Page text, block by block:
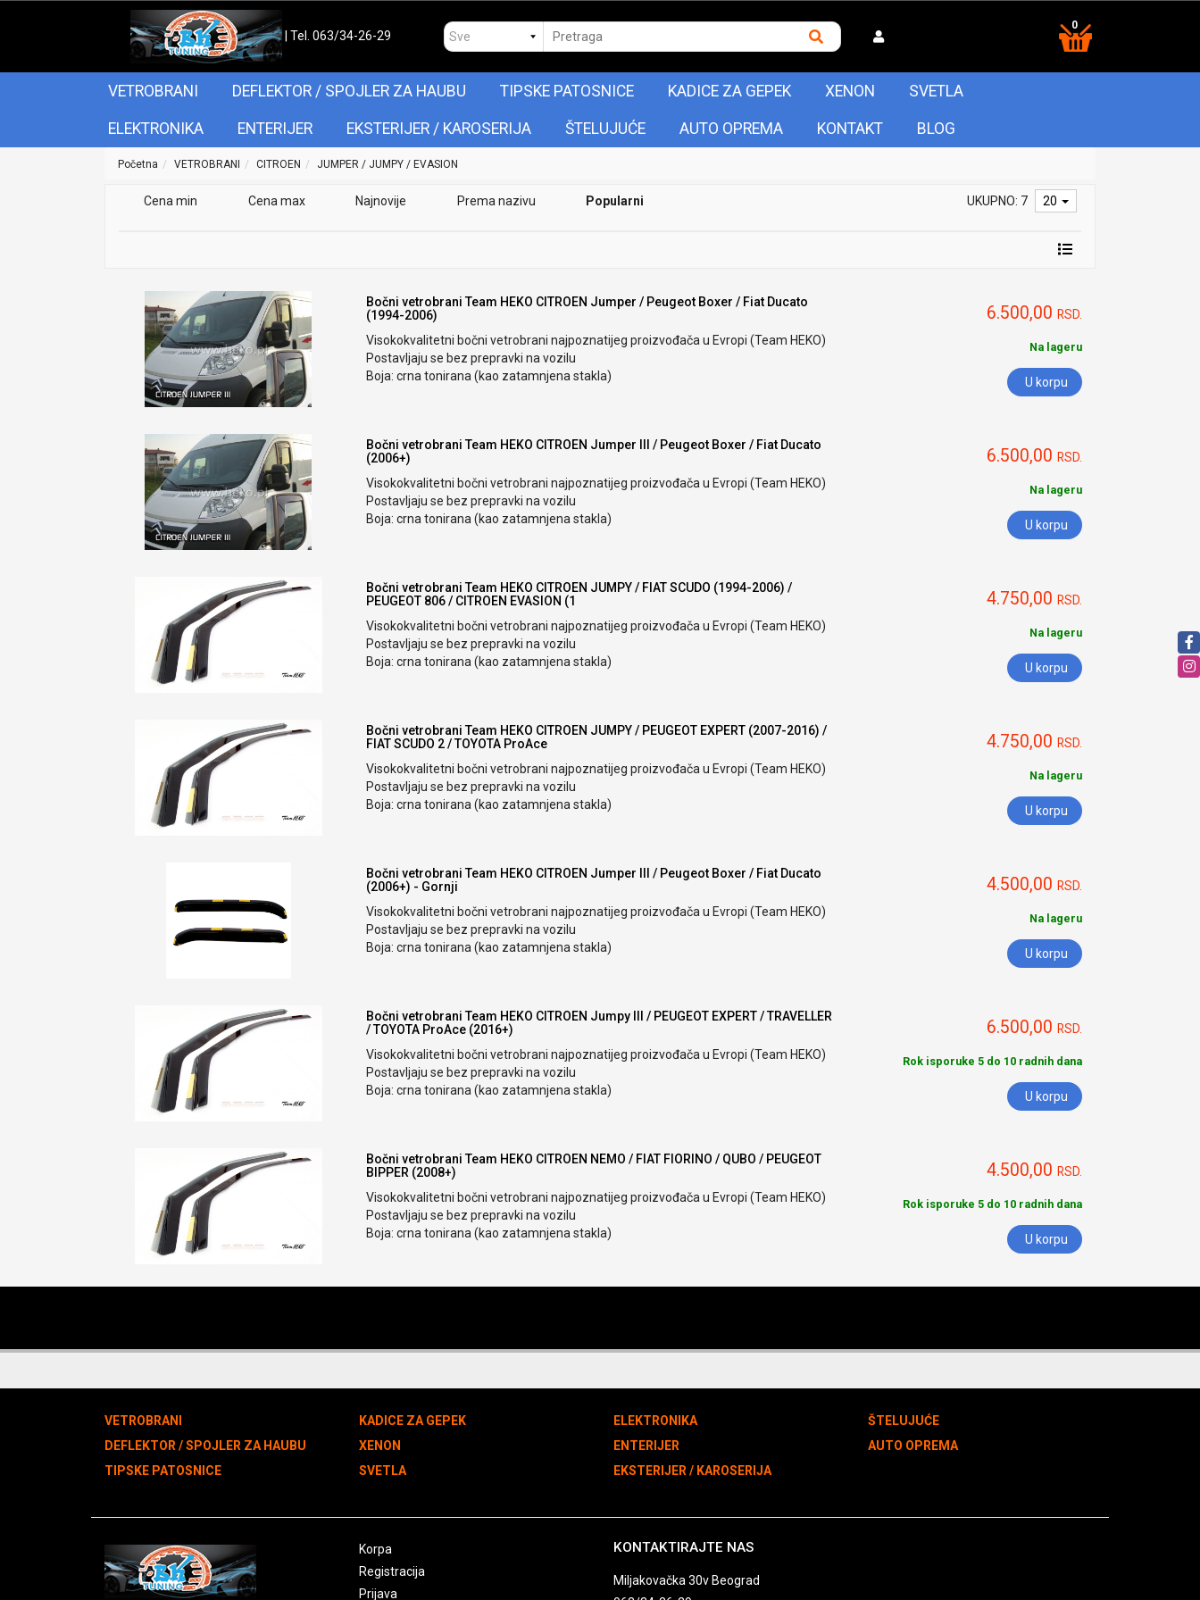
| Tel. 063/34-26-29
0
VETROBRANI DEFLEKTOR / SPOJLER ZA HAUBU TIPSKE PATOSNICE KADICE ZA GEPEK XENON SVETLA
ELEKTRONIKA ENTERIJER EKSTERIJER / KAROSERIJA ŠTELUJUĆE AUTO OPREMA KONTAKT BLOG
Početna VETROBRANI CITROEN JUMPER / JUMPY / EVASION
Cena min Cena max Najnovije Prema nazivu Popularni UKUPNO: 7 20
Bočni vetrobrani Team HEKO CITROEN Jumper / Peugeot Boxer / Fiat Ducato
(1994-2006)
Visokokvalitetni bočni vetrobrani najpoznatijeg proizvođača u Evropi (Team HEKO)
Postavljaju se bez prepravki na vozilu
Boja: crna tonirana (kao zatamnjena stakla)
6.500,00 RSD.
Na lageru
U korpu
Bočni vetrobrani Team HEKO CITROEN Jumper III / Peugeot Boxer / Fiat Ducato
(2006+)
Visokokvalitetni bočni vetrobrani najpoznatijeg proizvođača u Evropi (Team HEKO)
Postavljaju se bez prepravki na vozilu
Boja: crna tonirana (kao zatamnjena stakla)
6.500,00 RSD.
Na lageru
U korpu
Bočni vetrobrani Team HEKO CITROEN JUMPY / FIAT SCUDO (1994-2006) /
PEUGEOT 806 / CITROEN EVASION (1
Visokokvalitetni bočni vetrobrani najpoznatijeg proizvođača u Evropi (Team HEKO)
Postavljaju se bez prepravki na vozilu
Boja: crna tonirana (kao zatamnjena stakla)
4.750,00 RSD.
Na lageru
U korpu
Bočni vetrobrani Team HEKO CITROEN JUMPY / PEUGEOT EXPERT (2007-2016) /
FIAT SCUDO 2 / TOYOTA ProAce
Visokokvalitetni bočni vetrobrani najpoznatijeg proizvođača u Evropi (Team HEKO)
Postavljaju se bez prepravki na vozilu
Boja: crna tonirana (kao zatamnjena stakla)
4.750,00 RSD.
Na lageru
U korpu
Bočni vetrobrani Team HEKO CITROEN Jumper III / Peugeot Boxer / Fiat Ducato
(2006+) - Gornji
Visokokvalitetni bočni vetrobrani najpoznatijeg proizvođača u Evropi (Team HEKO)
Postavljaju se bez prepravki na vozilu
Boja: crna tonirana (kao zatamnjena stakla)
4.500,00 RSD.
Na lageru
U korpu
Bočni vetrobrani Team HEKO CITROEN Jumpy III / PEUGEOT EXPERT / TRAVELLER
/ TOYOTA ProAce (2016+)
Visokokvalitetni bočni vetrobrani najpoznatijeg proizvođača u Evropi (Team HEKO)
Postavljaju se bez prepravki na vozilu
Boja: crna tonirana (kao zatamnjena stakla)
6.500,00 RSD.
Rok isporuke 5 do 10 radnih dana
U korpu
Bočni vetrobrani Team HEKO CITROEN NEMO / FIAT FIORINO / QUBO / PEUGEOT
BIPPER (2008+)
Visokokvalitetni bočni vetrobrani najpoznatijeg proizvođača u Evropi (Team HEKO)
Postavljaju se bez prepravki na vozilu
Boja: crna tonirana (kao zatamnjena stakla)
4.500,00 RSD.
Rok isporuke 5 do 10 radnih dana
U korpu
VETROBRANI
DEFLEKTOR / SPOJLER ZA HAUBU
TIPSKE PATOSNICE
KADICE ZA GEPEK
XENON
SVETLA
ELEKTRONIKA
ENTERIJER
EKSTERIJER / KAROSERIJA
ŠTELUJUĆE
AUTO OPREMA
Korpa
Registracija
Prijava
KONTAKTIRAJTE NAS
Miljakovačka 30v Beograd